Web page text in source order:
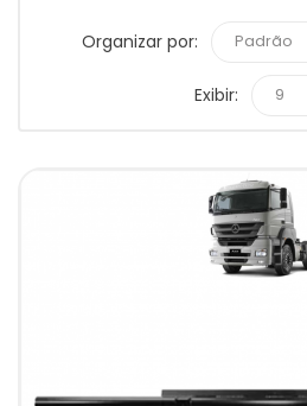
Organizar por:
Exibir: